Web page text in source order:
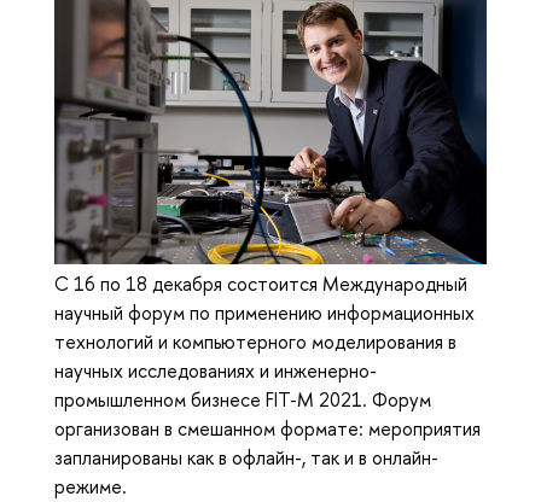
С 16 по 18 декабря состоится Международный
научный форум по применению информационных
технологий и компьютерного моделирования в
научных исследованиях и инженерно-
промышленном бизнесе FIT-M 2021. Форум
организован в смешанном формате: мероприятия
запланированы как в офлайн-, так и в онлайн-
режиме.